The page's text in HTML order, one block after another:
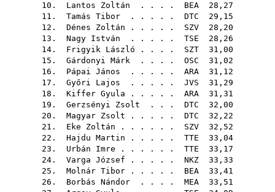
10. Lantos Zoltán . . . . BEA 28,27
11. Tamás Tibor . . . . . DTC 29,15
12. Dénes Zoltán . . . . . SZV 28,20
13. Nagy István . . . . . TSE 28,26
14. Frigyik László . . . . SZT 31,00
15. Gárdonyi Márk . . . . OSC 31,02
16. Pápai János . . . . . ARA 31,12
17. Győri Lajos . . . . . JVS 31,29
18. Kiffer Gyula . . . . . ARA 31,31
19. Gerzsényi Zsolt . . . DTC 32,00
20. Magyar Zsolt . . . . . DTC 32,22
21. Eke Zoltán . . . . . . SZV 32,52
22. Hajdu Martin . . . . . TTE 33,04
23. Urbán Imre . . . . . . TTE 33,17
24. Varga József . . . . . NKZ 33,33
25. Molnár Tibor . . . . . BEA 33,41
26. Borbás Nándor . . . . MEA 33,51